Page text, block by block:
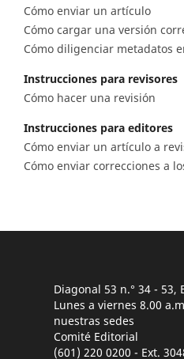
Cómo enviar un artículo
Cómo cargar una versión
Cómo diligenciar metadatos
Instrucciones para revisores
Cómo hacer una revisión
Instrucciones para editores
Cómo enviar un artículo a
Cómo enviar correcciones a
Diagonal 53 n.° 34 - 53,
Lunes a viernes 8.00
nuestras sedes
Comité Editorial
(601) 220 0200 - Ext.